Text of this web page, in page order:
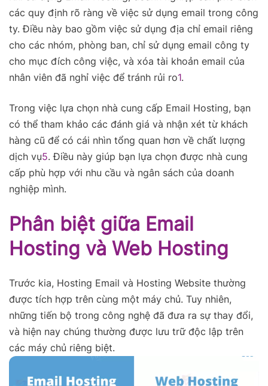
các quy định rõ ràng về việc sử dụng email trong công
ty. Điều này bao gồm việc sử dụng địa chỉ email riêng
cho các nhóm, phòng ban, chỉ sử dụng email công ty
cho mục đích công việc, và xóa tài khoản email của
nhân viên đã nghỉ việc để tránh rủi ro1.
Trong việc lựa chọn nhà cung cấp Email Hosting, bạn
có thể tham khảo các đánh giá và nhận xét từ khách
hàng cũ để có cái nhìn tổng quan hơn về chất lượng
dịch vụ5. Điều này giúp bạn lựa chọn được nhà cung
cấp phù hợp với nhu cầu và ngân sách của doanh
nghiệp mình.
Phân biệt giữa Email
Hosting và Web Hosting
Trước kia, Hosting Email và Hosting Website thường
được tích hợp trên cùng một máy chủ. Tuy nhiên,
những tiến bộ trong công nghệ đã đưa ra sự thay đổi,
và hiện nay chúng thường được lưu trữ độc lập trên
các máy chủ riêng biệt.